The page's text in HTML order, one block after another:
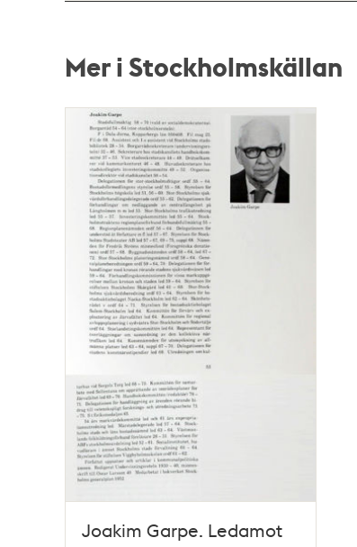
Mer i Stockholmskällan
Relaterade
poster
och
teman
Joakim Garpe. Ledamot